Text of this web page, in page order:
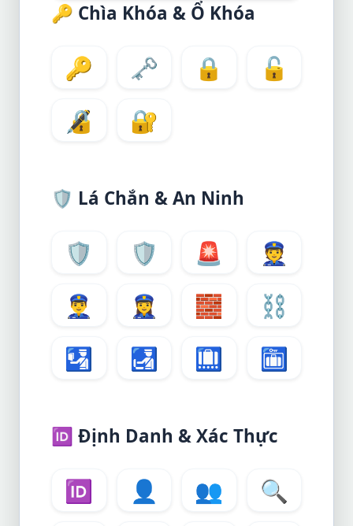
🔑 Chìa Khóa & Ổ Khóa
🔑 🗝️ 🔒
🔓
🔏
🔐
🛡️ Lá Chắn & An Ninh
🛡️ 🛡 🚨
👮
👮‍♂️
👮‍♀️ 🧱
⛓️
🛂
🛃 🛄 🛅
🆔 Định Danh & Xác Thực
🆔 👤 👥
🔍